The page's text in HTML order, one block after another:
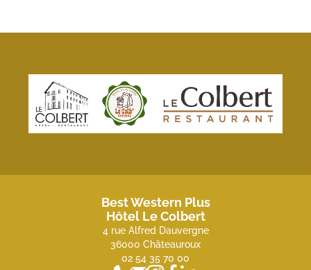
Best Western Plus
Hôtel Le Colbert
4 rue Alfred Dauvergne
36000 Châteauroux
02 54 35 70 00